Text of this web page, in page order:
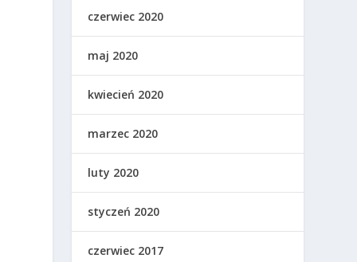
czerwiec 2020
maj 2020
kwiecień 2020
marzec 2020
luty 2020
styczeń 2020
czerwiec 2017